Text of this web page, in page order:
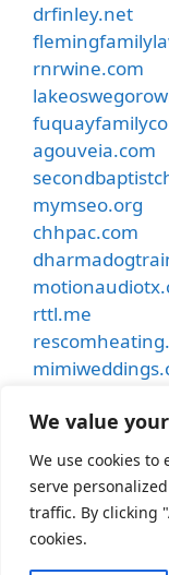
We value
We use cookies
serve
traffic. By clicking
cookies.
drfinley.net
rnrwine.com
agouveia.com
mymseo.org
chhpac.com
rttl.me
apexfence.net